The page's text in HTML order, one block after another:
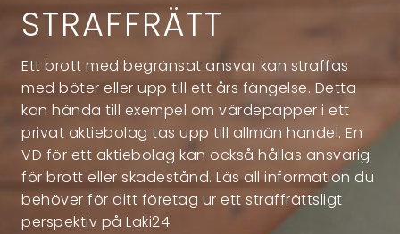
STRAFFRÄTT
Ett brott med begränsat ansvar kan straffas
med böter eller upp till ett års fängelse. Detta
kan hända till exempel om värdepapper i ett
privat aktiebolag tas upp till allmän handel. En
VD för ett aktiebolag kan också hållas ansvarig
för brott eller skadestånd. Läs all information du
behöver för ditt företag ur ett straffrättsligt
perspektiv på Laki24.